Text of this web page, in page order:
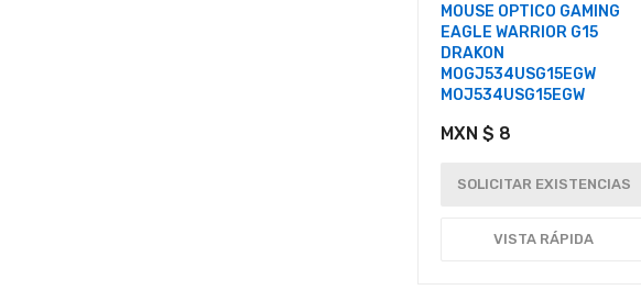
MOUSE OPTICO GAMING
EAGLE WARRIOR G15
DRAKON
MOGJ534USG15EGW
MOJ534USG15EGW
MXN $ 8
SOLICITAR EXISTENCIAS
VISTA RÁPIDA